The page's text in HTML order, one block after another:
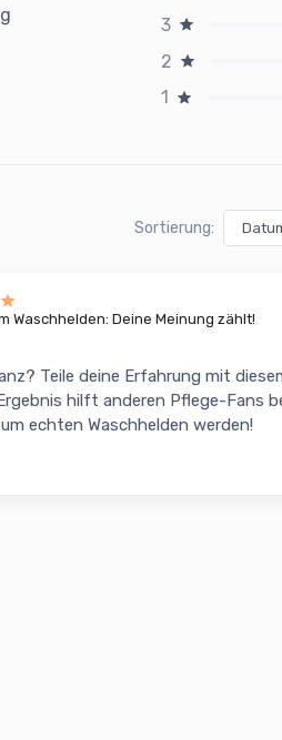
3
2
1
Sortierung:
Waschhelden: Deine Meinung zählt!
Teile deine Erfahrung mit
hilft anderen Pflege-Fans
echten Waschhelden werden!